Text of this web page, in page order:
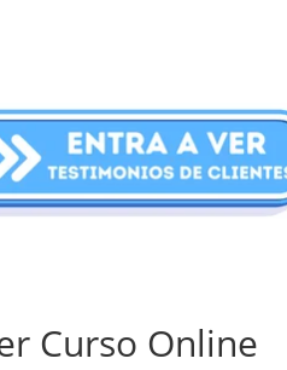
Curso Online